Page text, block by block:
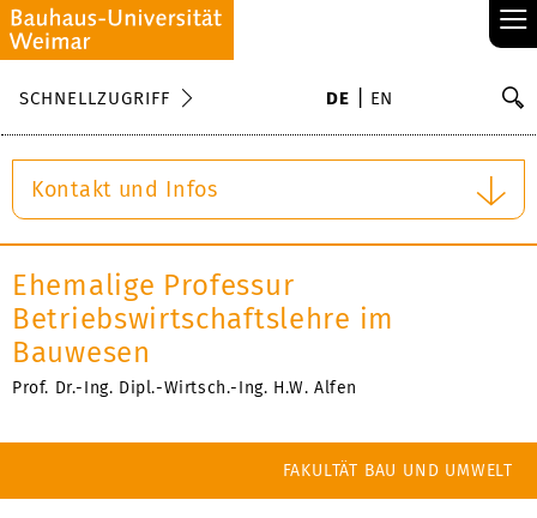
≡
SCHNELLZUGRIFF DE EN
Kontakt und Infos
Ehemalige Professur
Betriebswirtschaftslehre im
Bauwesen
Prof. Dr.-Ing. Dipl.-Wirtsch.-Ing. H.W. Alfen
FAKULTÄT BAU UND UMWELT